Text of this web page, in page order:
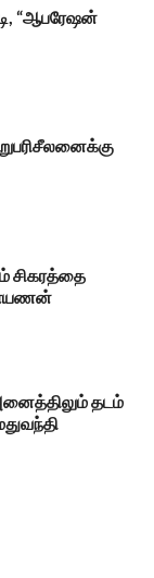
“ஆபரேஷன்
சிகரத்தை
தடம்